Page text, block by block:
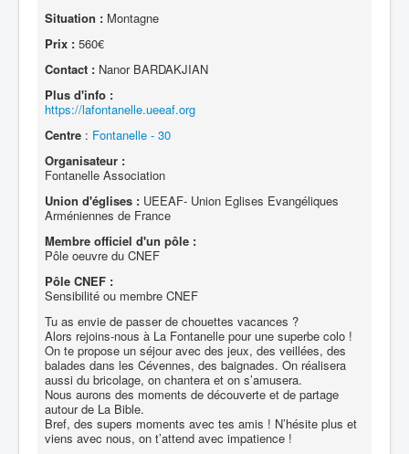
Situation : Montagne
Prix : 560€
Contact : Nanor BARDAKJIAN
Plus d'info :
https://lafontanelle.ueeaf.org
Centre : Fontanelle - 30
Organisateur :
Fontanelle Association
Union d'églises : UEEAF- Union Eglises Evangéliques
Arméniennes de France
Membre officiel d'un pôle :
Pôle oeuvre du CNEF
Pôle CNEF :
Sensibilité ou membre CNEF
Tu as envie de passer de chouettes vacances ?
Alors rejoins-nous à La Fontanelle pour une superbe colo !
On te propose un séjour avec des jeux, des veillées, des
balades dans les Cévennes, des baignades. On réalisera
aussi du bricolage, on chantera et on s’amusera.
Nous aurons des moments de découverte et de partage
autour de La Bible.
Bref, des supers moments avec tes amis ! N’hésite plus et
viens avec nous, on t’attend avec impatience !